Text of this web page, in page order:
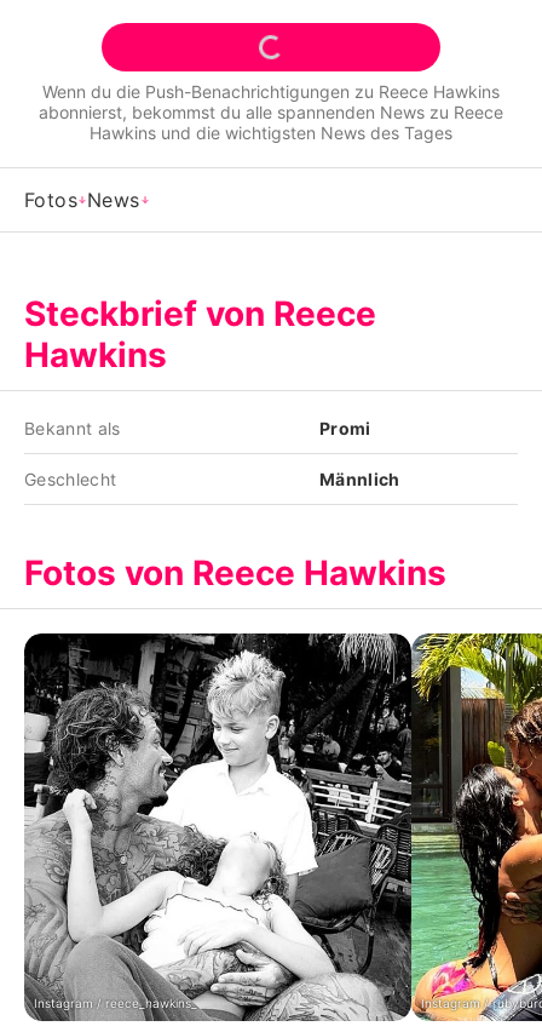
Jobs
App runterladen
Team
Impressum
Nutzungsbedingungen
Utiq verwalten
Wenn du die Push-Benachrichtigungen zu Reece Hawkins
abonnierst, bekommst du alle spannenden News zu Reece
Hawkins und die wichtigsten News des Tages
Fotos News
Steckbrief von Reece
Hawkins
Bekannt als Promi
Geschlecht Männlich
Fotos von Reece Hawkins
Instagram / reece_hawkins_ Instagram /